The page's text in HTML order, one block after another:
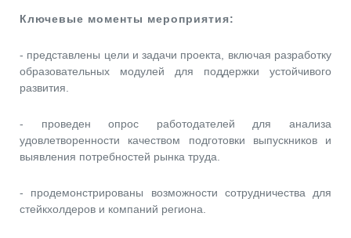
Ключевые моменты мероприятия:
- представлены цели и задачи проекта, включая разработку
образовательных модулей для поддержки устойчивого
развития.
- проведен опрос работодателей для анализа
удовлетворенности качеством подготовки выпускников и
выявления потребностей рынка труда.
- продемонстрированы возможности сотрудничества для
стейкхолдеров и компаний региона.